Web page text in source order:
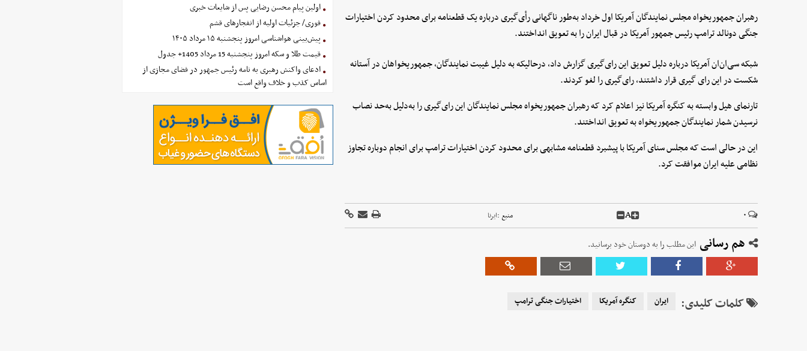
رهبران جمهوریخواه مجلس نمایندگان آمریکا اول خرداد به‌طور ناگهانی رأی‌گیری درباره یک قطعنامه برای محدود کردن اختیارات
جنگی دونالد ترامپ رئیس جمهور آمریکا در قبال ایران را به تعویق انداختند.
شبکه سی‌ان‌ان آمریکا درباره دلیل تعویق این رای‌گیری گزارش داد، درحالیکه به‌ دلیل غیبت نمایندگان، جمهوریخواهان در آستانه
شکست در این رای ‌گیری قرار داشتند، رای‌گیری را لغو کردند.
تارنمای هیل وابسته به کنگره آمریکا نیز اعلام کرد که رهبران جمهوریخواه مجلس نمایندگان این رای‌گیری را به‌دلیل به‌حد نصاب
نرسیدن شمار نمایندگان جمهوریخواه به تعویق انداختند.
این در حالی است که مجلس سنای آمریکا با پیشبرد قطعنامه مشابهی برای محدود کردن اختیارات ترامپ برای انجام دوباره تجاوز
نظامی علیه ایران موافقت کرد.
۰ A منبع :ایرنا
هم رسانی این مطلب را به دوستان خود برسانید.
کلمات کلیدی: ایران کنگره آمریکا اختیارات جنگی ترامپ
اولین پیام محسن رضایی پس از شایعات خبری
فوری/ جزئیات اولیه از انفجارهای قشم
پیش‌بینی هواشناسی امروز پنجشنبه ۱۵ مرداد ۱۴۰۵
قیمت طلا و سکه امروز پنجشنبه 15 مرداد 1405+ جدول
ادعای واکنش رهبری به نامه رئیس جمهور در فضای مجازی از
اساس کذب و خلاف واقع است